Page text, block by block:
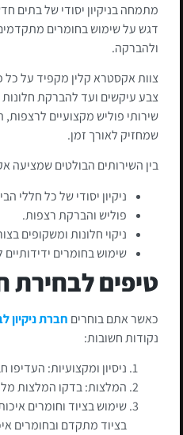
מתמחה בניקיון יסודי של בתים
דגש על שימוש בחומרים מתקדמים
ולהברקה.
צוות אקסטרא קלין מקפיד על
צבע עיקשים ועד להברקת
שירותי פוליש מקצועיים
שמחזיק לאורך זמן.
בין השירותים הבולטים שמציעה
ניקיון יסודי של כל חללי
פוליש והברקת רצפות.
ניקוי חלונות ומשקופים
שימוש בחומרים ידידותיים
טיפים לבחירת
כאשר אתם בוחרים חברת ניקיון
נקודות חשובות:
ניסיון ומקצועיות: העדיפו
המלצות: בדקו המלצות
שימוש בציוד וחומרים
בציוד מתקדם ובחומרים